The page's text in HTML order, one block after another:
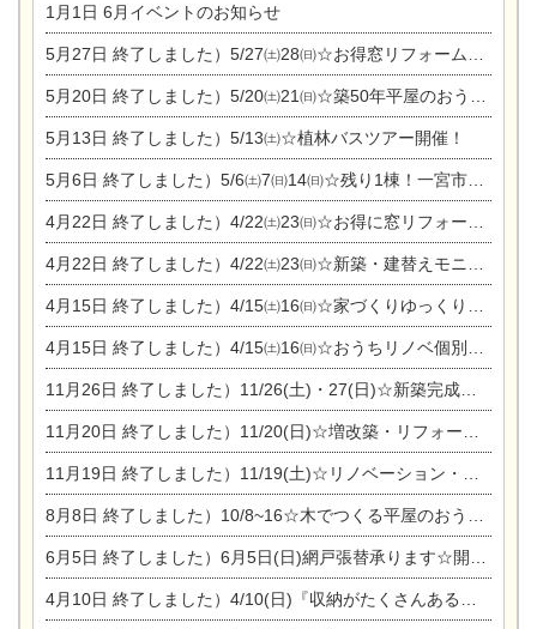
1月1日 6月イベントのお知らせ
5月27日 終了しました）5/27㈯28㈰☆お得窓リフォーム個別相談会
5月20日 終了しました）5/20㈯21㈰☆築50年平屋のおうちリノベーション完成見学会
5月13日 終了しました）5/13㈯☆植林バスツアー開催！
5月6日 終了しました）5/6㈯7㈰14㈰☆残り1棟！一宮市限定モニター募集相談会(新築・建替え)
4月22日 終了しました）4/22㈯23㈰☆お得に窓リフォーム個別相談会
4月22日 終了しました）4/22㈯23㈰☆新築・建替えモニター募集個別相談会
4月15日 終了しました）4/15㈯16㈰☆家づくりゆっくりじっくり個別相談会
4月15日 終了しました）4/15㈯16㈰☆おうちリノベ個別相談会
11月26日 終了しました）11/26(土)・27(日)☆新築完成見学会 in一宮市あずら
11月20日 終了しました）11/20(日)☆増改築・リフォームまつり＆秋の味覚まつり＆芸術祭
11月19日 終了しました）11/19(土)☆リノベーション・家の修理まつり＆増改築・リフォームまつりin扶桑ゴルフ
8月8日 終了しました）10/8~16☆木でつくる平屋のおうちのつくり方【完全予約制】
6月5日 終了しました）6月5日(日)網戸張替承ります☆開催！
4月10日 終了しました）4/10(日)『収納がたくさんあるおうち現場見学会』